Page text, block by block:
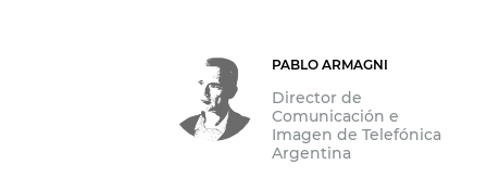
PABLO ARMAGNI
Director de
Comunicación e
Imagen de Telefónica
Argentina